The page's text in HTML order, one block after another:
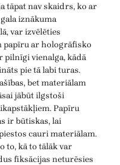
tāpat nav skaidrs, ko ar
iznākuma
var izvēlēties
papīru ar hologrāfisko
pilnīgi vienalga, kādā
pie tā labi turas.
bet materiālam
jābūt ilgstoši
Papīru
ir būtiskas, lai
cauri materiālam.
to, kā to tālāk var
fiksācijas neturēsies